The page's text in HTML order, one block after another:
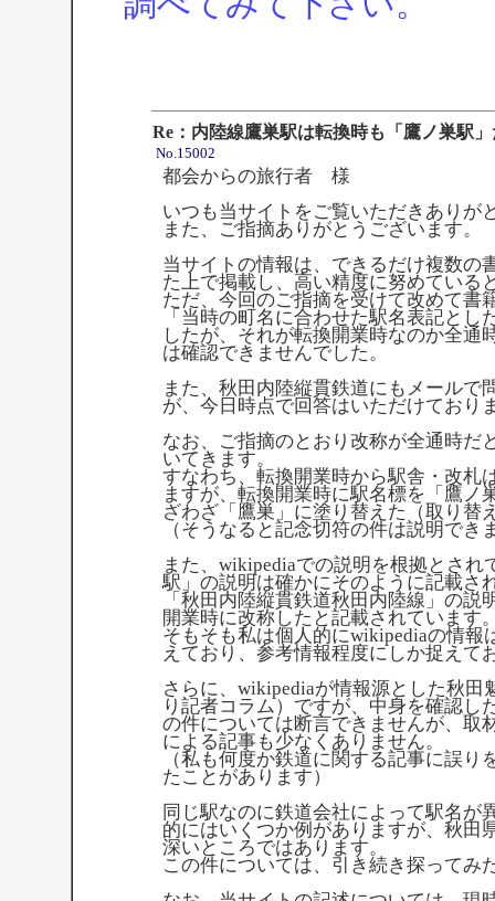
Re：内陸線鷹巣駅は転換時も「鷹ノ巣駅
No.15002
都会からの旅行者 様
いつも当サイトをご覧いただきありが
また、ご指摘ありがとうございます。
当サイトの情報は、できるだけ複数の
た上で掲載し、高い精度に努めている
ただ、今回のご指摘を受けて改めて書
「当時の町名に合わせた駅名表記とし
したが、それが転換開業時なのか全通
は確認できませんでした。
また、秋田内陸縦貫鉄道にもメールで
が、今日時点で回答はいただけており
なお、ご指摘のとおり改称が全通時だ
いてきます。
すなわち、転換開業時から駅舎・改札
ますが、転換開業時に駅名標を「鷹ノ
ざわざ「鷹巣」に塗り替えた（取り替
（そうなると記念切符の件は説明でき
また、wikipediaでの説明を根拠とされ
駅」の説明は確かにそのように記載さ
「秋田内陸縦貫鉄道秋田内陸線」の説
開業時に改称したと記載されています
そもそも私は個人的にwikipediaの情報
えており、参考情報程度にしか捉えて
さらに、wikipediaが情報源とした秋田
り記者コラム）ですが、中身を確認し
の件については断言できませんが、取
による記事も少なくありません。
（私も何度か鉄道に関する記事に誤り
たことがあります）
同じ駅なのに鉄道会社によって駅名が
的にはいくつか例がありますが、秋田
深いところではあります。
この件については、引き続き探ってみ